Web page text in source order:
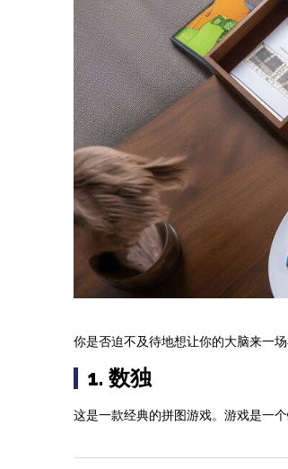
你是否迫不及待地想让你的大脑来一
1. 数独
这是一款经典的拼图游戏。游戏是一